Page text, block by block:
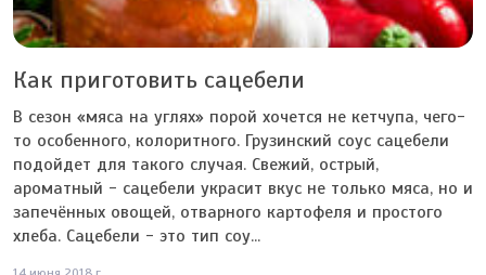
Как приготовить сацебели
В сезон «мяса на углях» порой хочется не кетчупа, чего-
то особенного, колоритного. Грузинский соус сацебели
подойдет для такого случая. Свежий, острый,
ароматный - сацебели украсит вкус не только мяса, но и
запечённых овощей, отварного картофеля и простого
хлеба. Сацебели - это тип соу...